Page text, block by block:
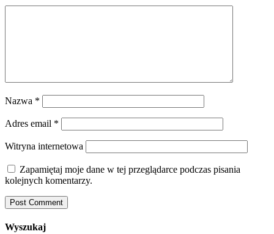
Nazwa *
Adres email *
Witryna internetowa
Zapamiętaj moje dane w tej przeglądarce podczas pisania
kolejnych komentarzy.
Wyszukaj